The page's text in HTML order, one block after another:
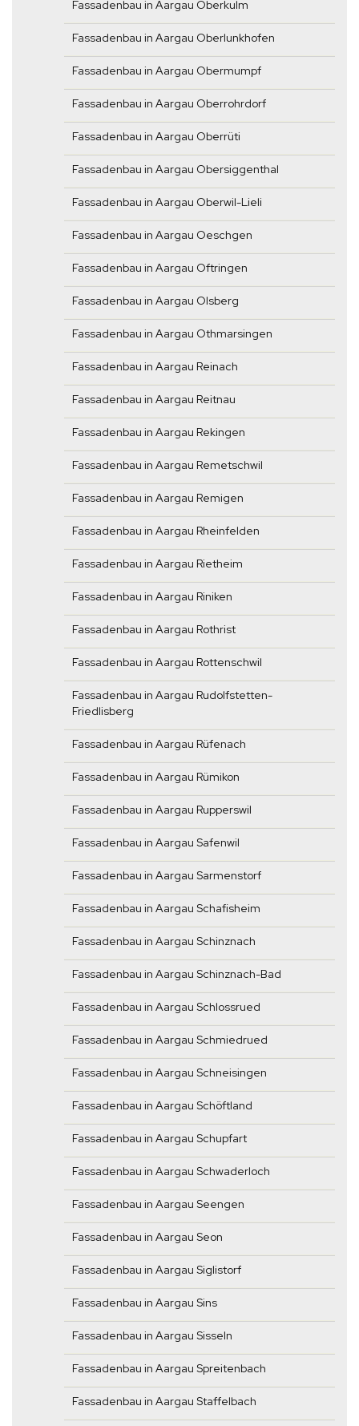
Fassadenbau in Aargau Oberkulm
Fassadenbau in Aargau Oberlunkhofen
Fassadenbau in Aargau Obermumpf
Fassadenbau in Aargau Oberrohrdorf
Fassadenbau in Aargau Oberrüti
Fassadenbau in Aargau Obersiggenthal
Fassadenbau in Aargau Oberwil-Lieli
Fassadenbau in Aargau Oeschgen
Fassadenbau in Aargau Oftringen
Fassadenbau in Aargau Olsberg
Fassadenbau in Aargau Othmarsingen
Fassadenbau in Aargau Reinach
Fassadenbau in Aargau Reitnau
Fassadenbau in Aargau Rekingen
Fassadenbau in Aargau Remetschwil
Fassadenbau in Aargau Remigen
Fassadenbau in Aargau Rheinfelden
Fassadenbau in Aargau Rietheim
Fassadenbau in Aargau Riniken
Fassadenbau in Aargau Rothrist
Fassadenbau in Aargau Rottenschwil
Fassadenbau in Aargau Rudolfstetten-
Friedlisberg
Fassadenbau in Aargau Rüfenach
Fassadenbau in Aargau Rümikon
Fassadenbau in Aargau Rupperswil
Fassadenbau in Aargau Safenwil
Fassadenbau in Aargau Sarmenstorf
Fassadenbau in Aargau Schafisheim
Fassadenbau in Aargau Schinznach
Fassadenbau in Aargau Schinznach-Bad
Fassadenbau in Aargau Schlossrued
Fassadenbau in Aargau Schmiedrued
Fassadenbau in Aargau Schneisingen
Fassadenbau in Aargau Schöftland
Fassadenbau in Aargau Schupfart
Fassadenbau in Aargau Schwaderloch
Fassadenbau in Aargau Seengen
Fassadenbau in Aargau Seon
Fassadenbau in Aargau Siglistorf
Fassadenbau in Aargau Sins
Fassadenbau in Aargau Sisseln
Fassadenbau in Aargau Spreitenbach
Fassadenbau in Aargau Staffelbach